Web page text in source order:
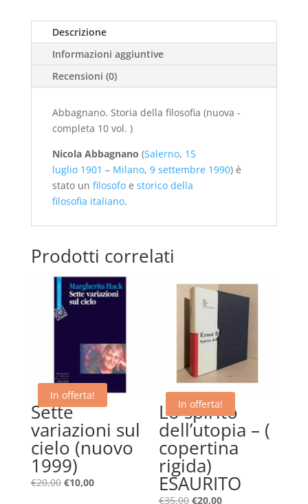
Descrizione
Informazioni aggiuntive
Recensioni (0)
Abbagnano. Storia della filosofia (nuova -
completa 10 vol. )
Nicola Abbagnano (Salerno, 15
luglio 1901 – Milano, 9 settembre 1990) è
stato un filosofoe storico della
filosofia italiano.
Prodotti correlati
In offerta!
Sette
variazioni sul
cielo (nuovo
1999)
€20,00 Il
€10,00Il
In offerta!
Lo spirito
dell’utopia – (
copertina
rigida)
ESAURITO
€35,00 Il
€20,00Il